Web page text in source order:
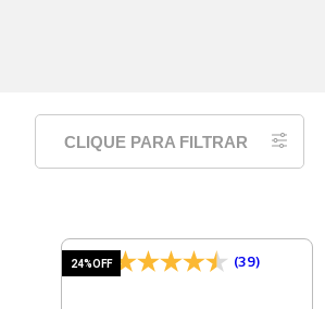
CLIQUE PARA FILTRAR
(39)
24%OFF